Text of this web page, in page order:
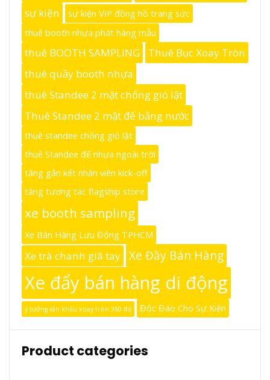
sự kiện
sự kiện VIP đồng hồ trang sức
thuê booth nhựa phát hàng mẫu
thuê BOOTH SAMPLING
Thuê Bục Xoay Tròn
thuê quầy booth nhựa
thuê Standee 2 mặt chống gió lật
Thuê Standee 2 mặt đế bằng nước
thuê standee chống gió lật
thuê Standee đế nhựa ngoài trời
tăng gắn kết nhân viên kick-off
tăng tương tác flagship store
xe booth sampling
Xe Bán Hàng Lưu Động TPHCM
Xe trà chanh giã tay Xe Đầy Bán Hàng
Xe đẩy bán hàng di động
ý tưởng sân khấu xoay tròn 360 độ Độc Đáo Cho Sự Kiện
Product categories